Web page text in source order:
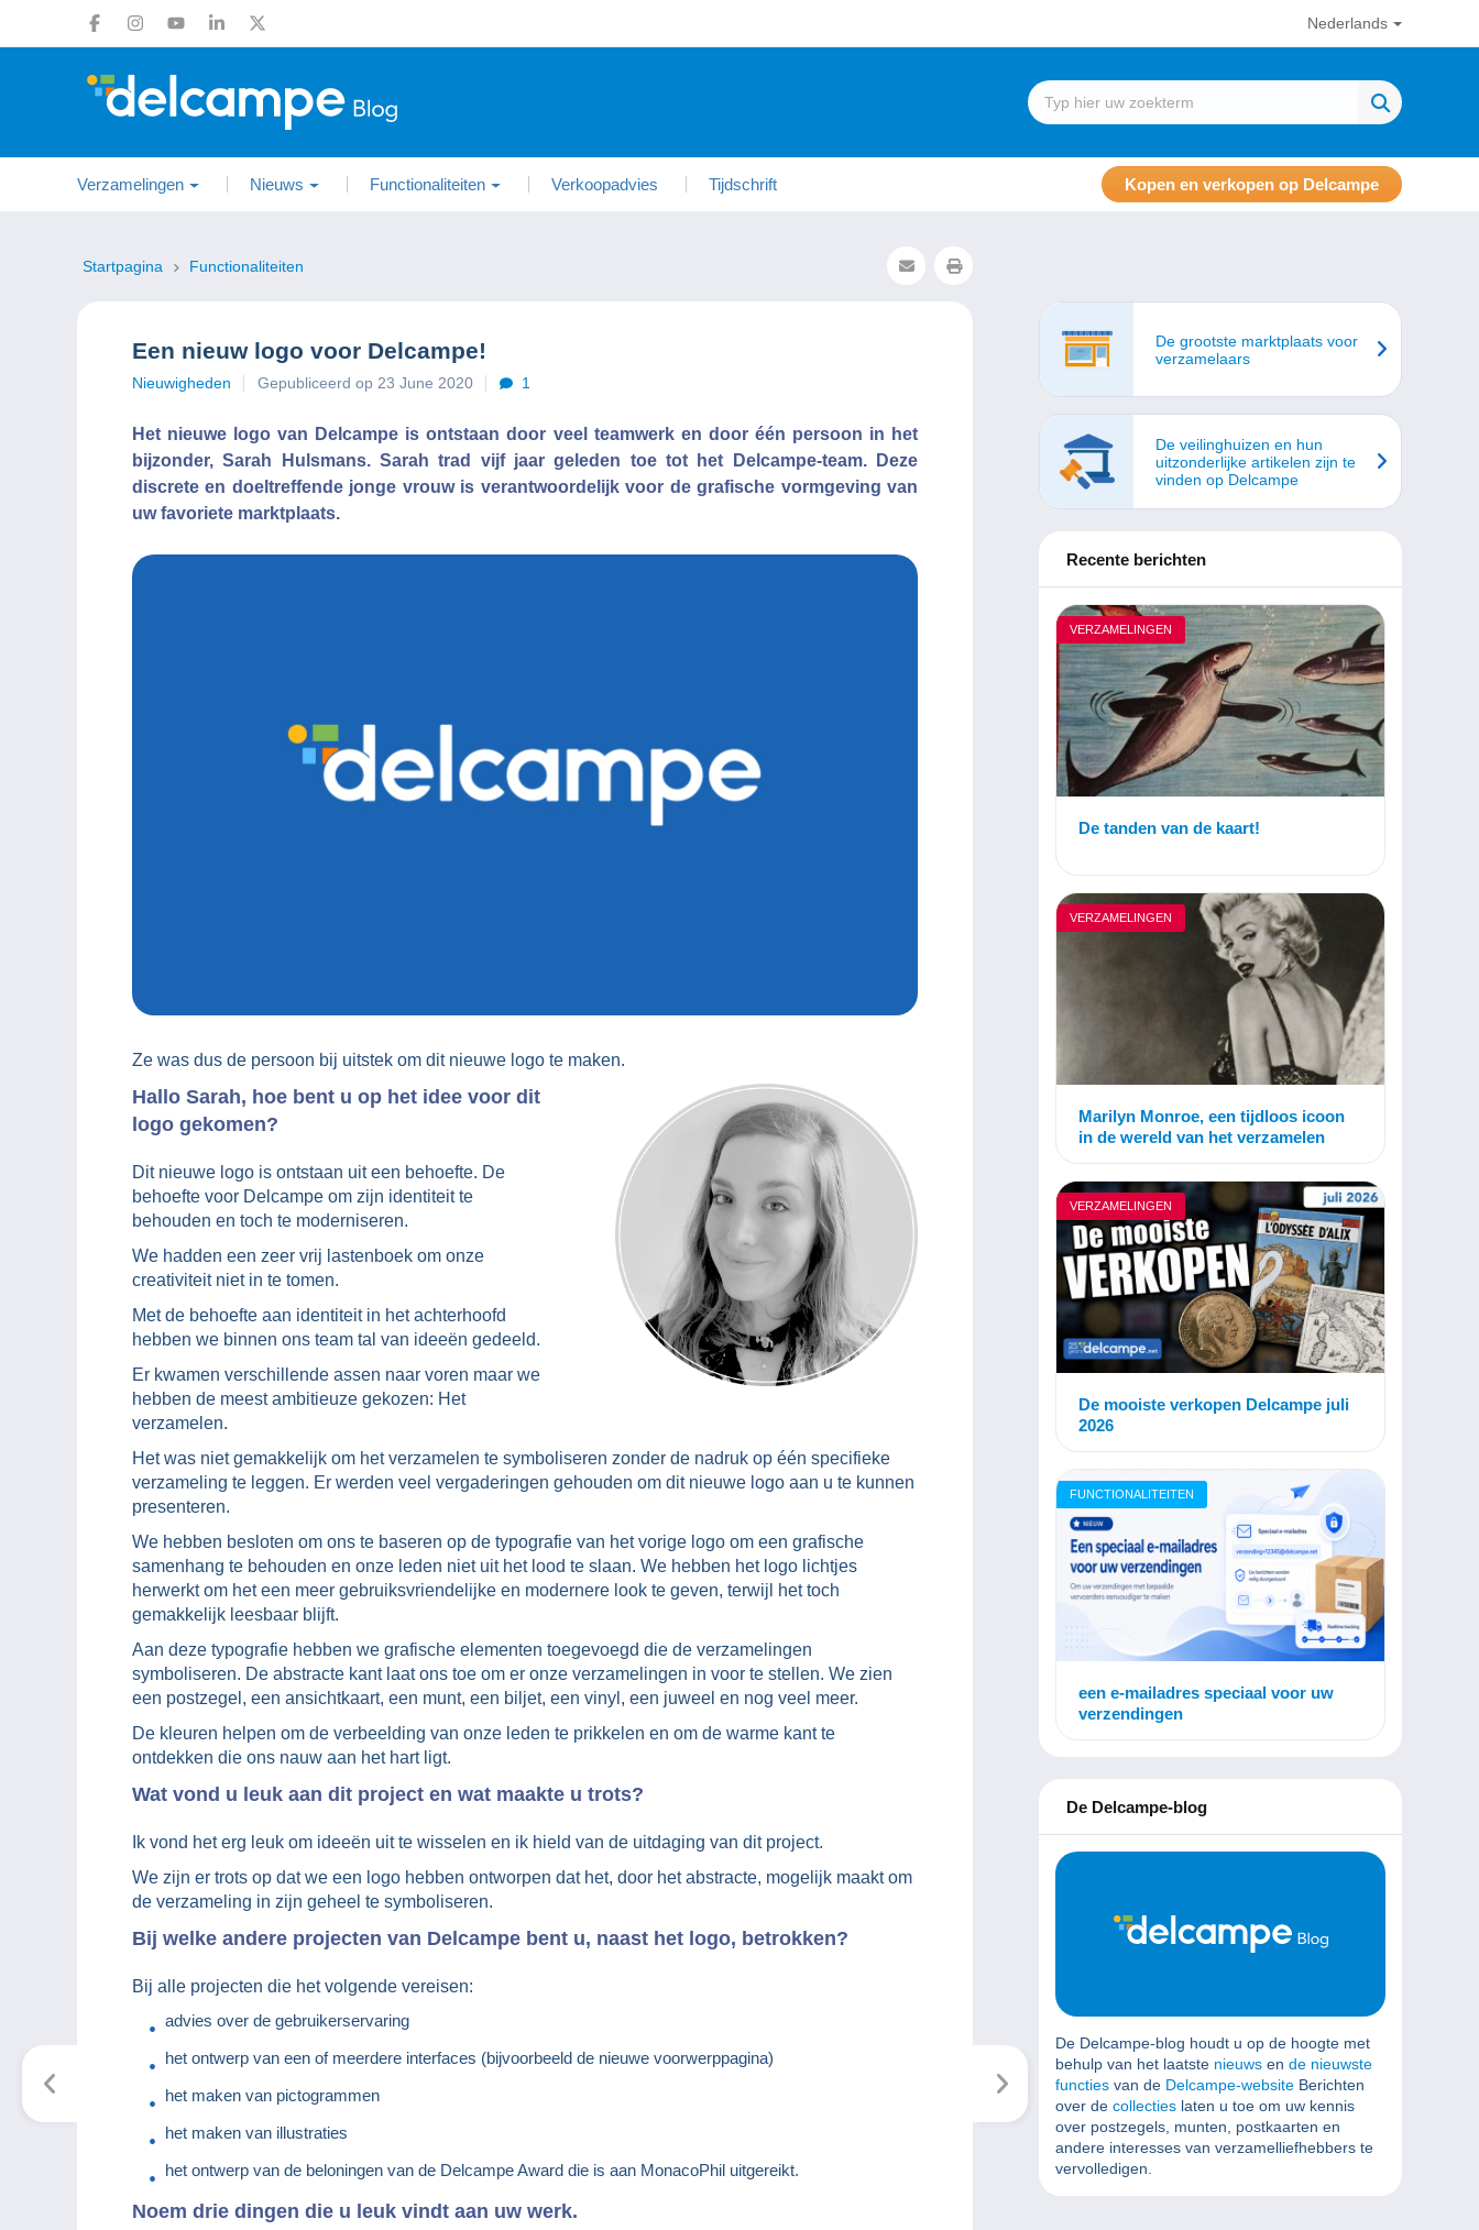
Nederlands
Verzamelingen Nieuws Functionaliteiten Verkoopadvies Tijdschrift Kopen en verkopen op Delcampe
Startpagina Functionaliteiten
Een nieuw logo voor Delcampe!
Nieuwigheden Gepubliceerd op 23 June 2020 1
Het nieuwe logo van Delcampe is ontstaan door veel teamwerk en door één persoon in het
bijzonder, Sarah Hulsmans. Sarah trad vijf jaar geleden toe tot het Delcampe-team. Deze
discrete en doeltreffende jonge vrouw is verantwoordelijk voor de grafische vormgeving van
uw favoriete marktplaats.
Ze was dus de persoon bij uitstek om dit nieuwe logo te maken.
Hallo Sarah, hoe bent u op het idee voor dit
logo gekomen?
Dit nieuwe logo is ontstaan uit een behoefte. De
behoefte voor Delcampe om zijn identiteit te
behouden en toch te moderniseren.
We hadden een zeer vrij lastenboek om onze
creativiteit niet in te tomen.
Met de behoefte aan identiteit in het achterhoofd
hebben we binnen ons team tal van ideeën gedeeld.
Er kwamen verschillende assen naar voren maar we
hebben de meest ambitieuze gekozen: Het
verzamelen.
Het was niet gemakkelijk om het verzamelen te symboliseren zonder de nadruk op één specifieke
verzameling te leggen. Er werden veel vergaderingen gehouden om dit nieuwe logo aan u te kunnen
presenteren.
We hebben besloten om ons te baseren op de typografie van het vorige logo om een grafische
samenhang te behouden en onze leden niet uit het lood te slaan. We hebben het logo lichtjes
herwerkt om het een meer gebruiksvriendelijke en modernere look te geven, terwijl het toch
gemakkelijk leesbaar blijft.
Aan deze typografie hebben we grafische elementen toegevoegd die de verzamelingen
symboliseren. De abstracte kant laat ons toe om er onze verzamelingen in voor te stellen. We zien
een postzegel, een ansichtkaart, een munt, een biljet, een vinyl, een juweel en nog veel meer.
De kleuren helpen om de verbeelding van onze leden te prikkelen en om de warme kant te
ontdekken die ons nauw aan het hart ligt.
Wat vond u leuk aan dit project en wat maakte u trots?
Ik vond het erg leuk om ideeën uit te wisselen en ik hield van de uitdaging van dit project.
We zijn er trots op dat we een logo hebben ontworpen dat het, door het abstracte, mogelijk maakt om
de verzameling in zijn geheel te symboliseren.
Bij welke andere projecten van Delcampe bent u, naast het logo, betrokken?
Bij alle projecten die het volgende vereisen:
advies over de gebruikerservaring
het ontwerp van een of meerdere interfaces (bijvoorbeeld de nieuwe voorwerppagina)
het maken van pictogrammen
het maken van illustraties
het ontwerp van de beloningen van de Delcampe Award die is aan MonacoPhil uitgereikt.
Noem drie dingen die u leuk vindt aan uw werk.
De grootste marktplaats voor
verzamelaars
De veilinghuizen en hun
uitzonderlijke artikelen zijn te
vinden op Delcampe
Recente berichten
VERZAMELINGEN
De tanden van de kaart!
VERZAMELINGEN
Marilyn Monroe, een tijdloos icoon
in de wereld van het verzamelen
VERZAMELINGEN
De mooiste verkopen Delcampe juli
2026
FUNCTIONALITEITEN
een e-mailadres speciaal voor uw
verzendingen
De Delcampe-blog
De Delcampe-blog houdt u op de hoogte met
behulp van het laatste nieuws en de nieuwste
functies van de Delcampe-website Berichten
over de collecties laten u toe om uw kennis
over postzegels, munten, postkaarten en
andere interesses van verzamelliefhebbers te
vervolledigen.